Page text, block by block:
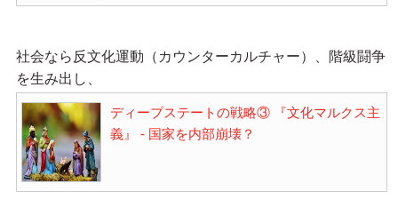
社会なら反文化運動（カウンターカルチャー）、階級闘争
を生み出し、
ディープステートの戦略③ 『文化マルクス主
義』 - 国家を内部崩壊？